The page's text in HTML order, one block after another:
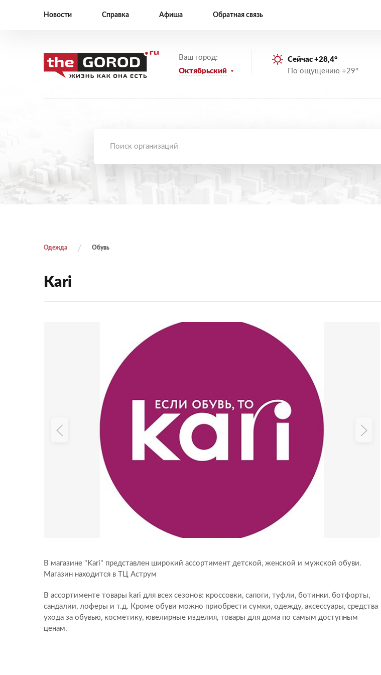
Новости Справка Афиша Обратная связь
Ваш город:
Октябрьский
Сейчас +28,4°
По ощущению +29°
Одежда Обувь
Kari
В магазине "Kari" представлен широкий ассортимент детской, женской и мужской обуви.
Магазин находится в ТЦ Аструм
В ассортименте товары kari для всех сезонов: кроссовки, сапоги, туфли, ботинки, ботфорты,
сандалии, лоферы и т.д. Кроме обуви можно приобрести сумки, одежду, аксессуары, средства
ухода за обувью, косметику, ювелирные изделия, товары для дома по самым доступным
ценам.